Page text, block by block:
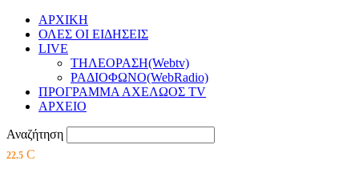
ΑΡΧΙΚΗ
ΟΛΕΣ ΟΙ ΕΙΔΗΣΕΙΣ
LIVE
ΤΗΛΕΟΡΑΣΗ(Webtv)
ΡΑΔΙΟΦΩΝΟ(WebRadio)
ΠΡΟΓΡΑΜΜΑ ΑΧΕΛΩΟΣ TV
ΑΡΧΕΙΟ
Αναζήτηση
22.5 C